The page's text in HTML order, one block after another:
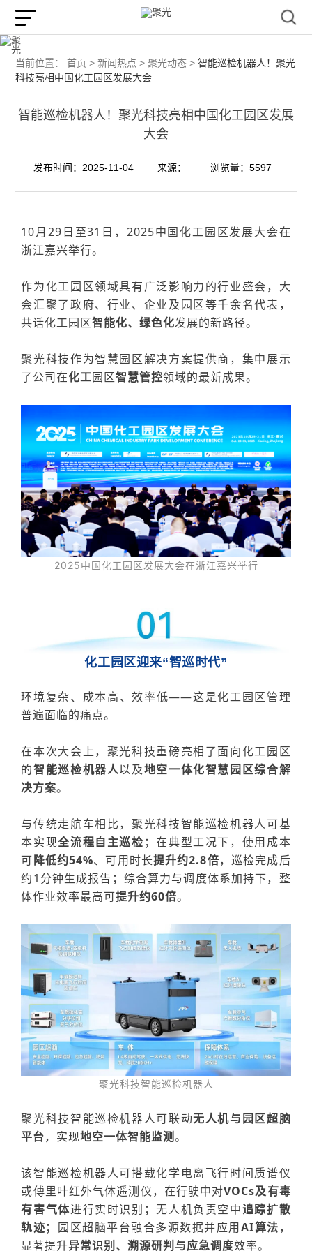
当前位置： 首页 > 新闻热点 > 聚光动态 > 智能巡检机器人！聚光
科技亮相中国化工园区发展大会
智能巡检机器人！聚光科技亮相中国化工园区发展
大会
发布时间：2025-11-04 来源： 浏览量：5597
10月29日至31日，2025中国化工园区发展大会在
浙江嘉兴举行。
作为化工园区领域具有广泛影响力的行业盛会，大
会汇聚了政府、行业、企业及园区等千余名代表，
共话化工园区智能化、绿色化发展的新路径。
聚光科技作为智慧园区解决方案提供商 ，集中展示
了公司在化工园区智慧管控领域的最新成果。
2025中国化工园区发展大会在浙江嘉兴举行
化工园区迎来“智巡时代”
环境复杂、成本高、效率低——这是化工园区管理
普遍面临的痛点。
在本次大会上，聚光科技重磅亮相了面向化工园区
的智能巡检机器人以及地空一体化智慧园区综合解
决方案。
与传统走航车相比，聚光科技智能巡检机器人可基
本实现全流程自主巡检 ；在典型工况下，使用成本
可降低约54%、可用时长提升约2.8倍，巡检完成后
约1分钟生成报告；综合算力与调度体系加持下，整
体作业效率最高可提升约60倍。
聚光科技智能巡检机器人
聚光科技智能巡检机器人可联动无人机与园区超脑
平台， 实现地空一体智能监测。
该智能巡检机器人可搭载化学电离飞行时间质谱仪
或傅里叶红外气体遥测仪，在行驶中对VOCs及有毒
有害气体进行实时识别；无人机负责空中追踪扩散
轨迹；园区超脑平台融合多源数据并应用AI算法，
显著提升异常识别、溯源研判与应急调度效率。